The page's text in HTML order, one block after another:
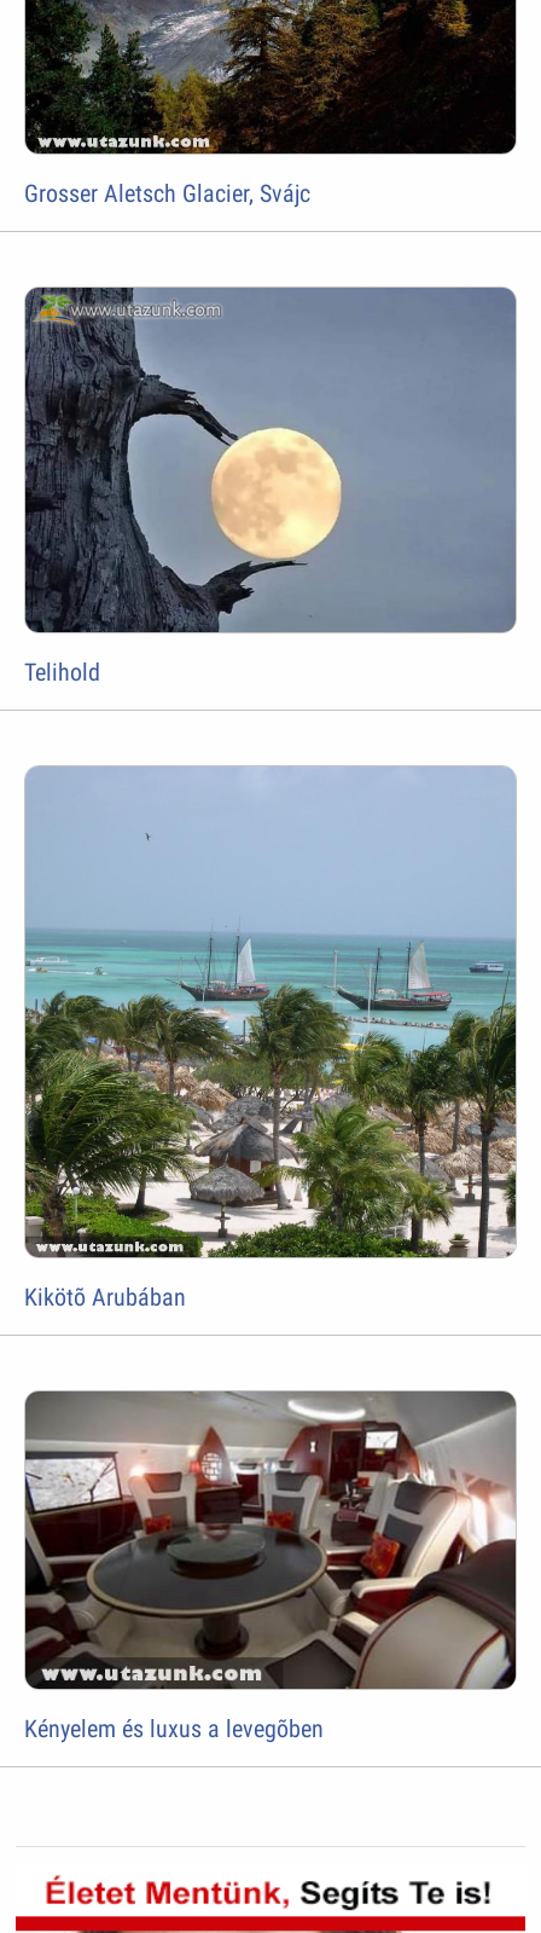
Grosser Aletsch Glacier, Svájc
Telihold
Kikötõ Arubában
Kényelem és luxus a levegõben